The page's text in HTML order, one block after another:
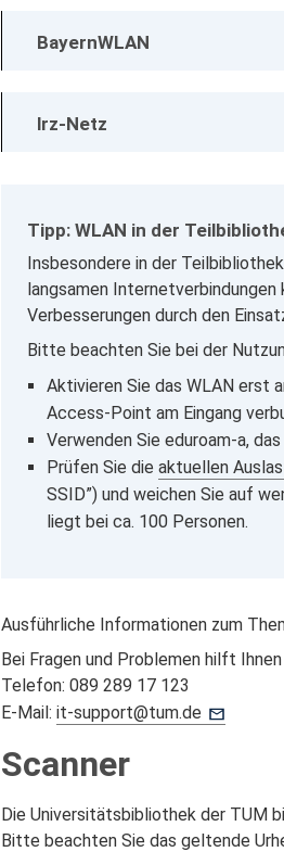
BayernWLAN
lrz-Netz
Tipp: WLAN in der
Insbesondere in der
langsamen
Verbesserungen durch den
Bitte beachten Sie bei der
Aktivieren Sie das WLAN erst
Access-Point am Eingang
Verwenden Sie eduroam-a,
Prüfen Sie die aktuellen
SSID”) und weichen Sie auf
liegt bei ca. 100 Personen.
Ausführliche Informationen zum
Bei Fragen und Problemen hilft
Telefon: 089 289 17 123
E-Mail: it-support@tum.de
Scanner
Die Universitätsbibliothek der TUM
Bitte beachten Sie das geltende